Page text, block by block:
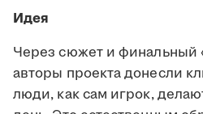
Идея
Через сюжет и финальный
авторы проекта донесли
люди, как сам игрок,